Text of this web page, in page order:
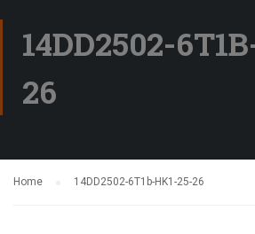
14DD2502-
26
Home 14DD2502-6T1b-HK1-25-26